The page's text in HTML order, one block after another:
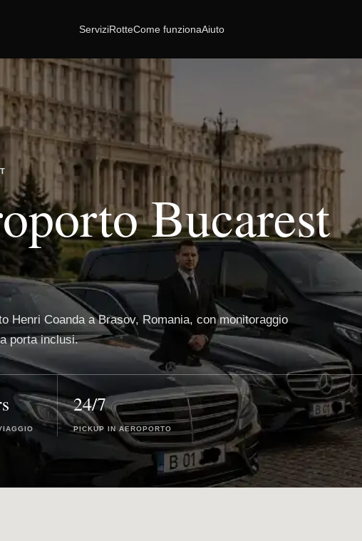
ServiziRotteCome funzionaAiuto
Bucarest
Henri Coanda a Brasov, Romania, con monitoraggio
porta inclusi.
24/7
PICKUP IN AEROPORTO